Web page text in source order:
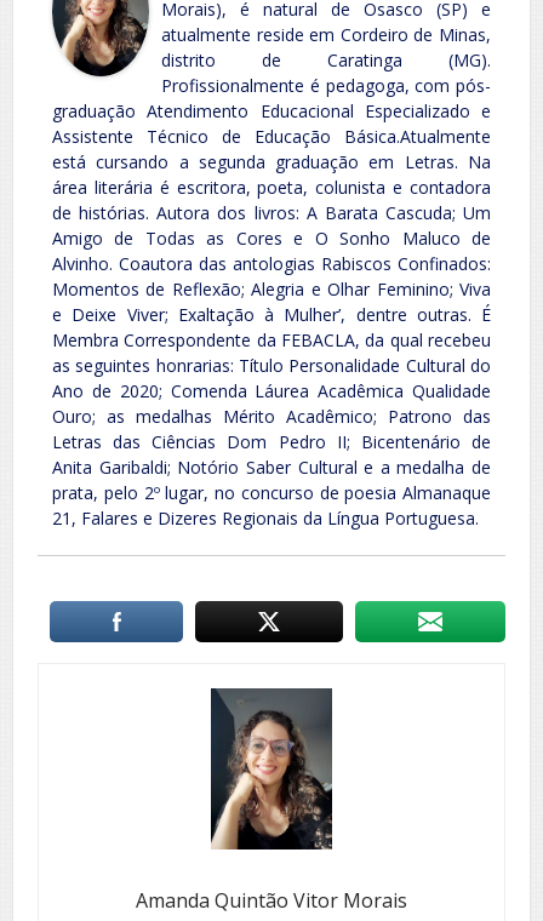
Morais), é natural de Osasco (SP) e
atualmente reside em Cordeiro de Minas,
distrito de Caratinga (MG).
Profissionalmente é pedagoga, com pós-
graduação Atendimento Educacional Especializado e
Assistente Técnico de Educação Básica.Atualmente
está cursando a segunda graduação em Letras. Na
área literária é escritora, poeta, colunista e contadora
de histórias. Autora dos livros: A Barata Cascuda; Um
Amigo de Todas as Cores e O Sonho Maluco de
Alvinho. Coautora das antologias Rabiscos Confinados:
Momentos de Reflexão; Alegria e Olhar Feminino; Viva
e Deixe Viver; Exaltação à Mulher’, dentre outras. É
Membra Correspondente da FEBACLA, da qual recebeu
as seguintes honrarias: Título Personalidade Cultural do
Ano de 2020; Comenda Láurea Acadêmica Qualidade
Ouro; as medalhas Mérito Acadêmico; Patrono das
Letras das Ciências Dom Pedro II; Bicentenário de
Anita Garibaldi; Notório Saber Cultural e a medalha de
prata, pelo 2º lugar, no concurso de poesia Almanaque
21, Falares e Dizeres Regionais da Língua Portuguesa.
Amanda Quintão Vitor Morais